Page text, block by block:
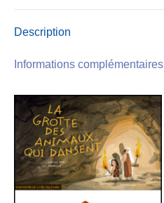
Description
Informations complémentaires